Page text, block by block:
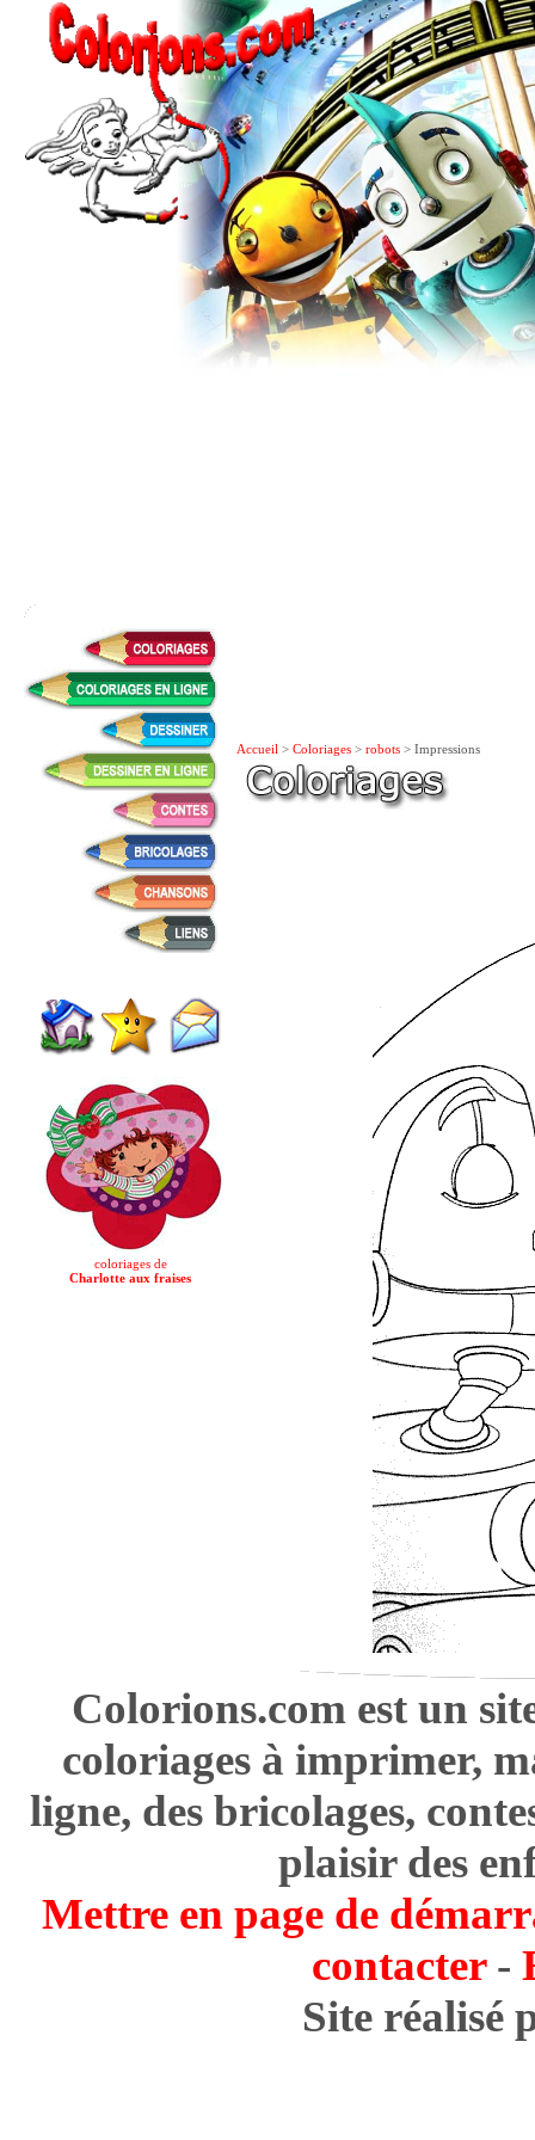
coloriages de
Charlotte aux fraises
Accueil > Coloriages > robots > Impressions
Colorions.com est un
coloriages à imprimer,
ligne, des bricolages,
plaisir des
Mettre en page de
contacter-
Site réalisé